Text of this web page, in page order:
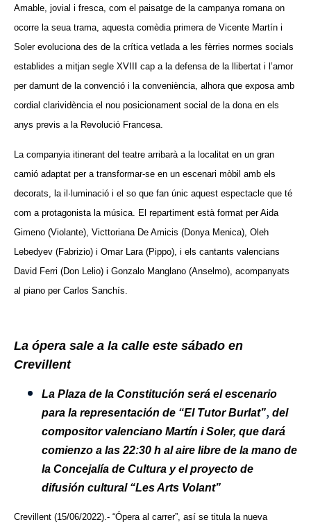
Amable, jovial i fresca, com el paisatge de la campanya romana on
ocorre la seua trama, aquesta comèdia primera de Vicente Martín i
Soler evoluciona des de la crítica vetlada a les fèrries normes socials
establides a mitjan segle XVIII cap a la defensa de la llibertat i l’amor
per damunt de la convenció i la conveniència, alhora que exposa amb
cordial clarividència el nou posicionament social de la dona en els
anys previs a la Revolució Francesa.
La companyia itinerant del teatre arribarà a la localitat en un gran
camió adaptat per a transformar-se en un escenari mòbil amb els
decorats, la il·luminació i el so que fan únic aquest espectacle que té
com a protagonista la música. El repartiment està format per Aida
Gimeno (Violante), Victtoriana De Amicis (Donya Menica), Oleh
Lebedyev (Fabrizio) i Omar Lara (Pippo), i els cantants valencians
David Ferri (Don Lelio) i Gonzalo Manglano (Anselmo), acompanyats
al piano per Carlos Sanchís.
La ópera sale a la calle este sábado en
Crevillent
La Plaza de la Constitución será el escenario
para la representación de “El Tutor Burlat”, del
compositor valenciano Martín i Soler, que dará
comienzo a las 22:30 h al aire libre de la mano de
la Concejalía de Cultura y el proyecto de
difusión cultural “Les Arts Volant”
Crevillent (15/06/2022).- “Ópera al carrer”, así se titula la nueva